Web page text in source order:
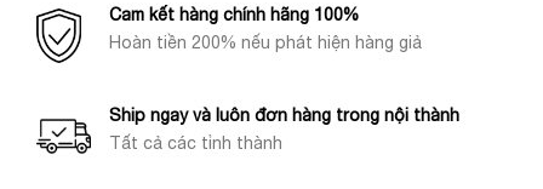
Cam kết hàng chính hãng 100%
Hoàn tiền 200% nếu phát hiện hàng giả
Ship ngay và luôn đơn hàng trong nội thành
Tất cả các tỉnh thành